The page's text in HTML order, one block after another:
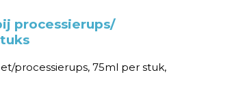
processierups/
processierups, 75ml per stuk,